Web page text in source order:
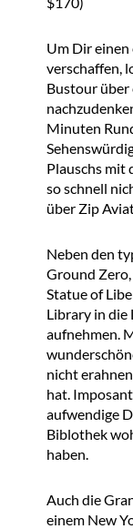
Um Dir
verschaffen,
Bustour
Minuten
Plauschs mit
so schnell
über Zip
Neben den
Ground
Statue of
Library in die
aufnehmen.
nicht
hat.
aufwendige
Biblothek
haben.
Auch die
einem New